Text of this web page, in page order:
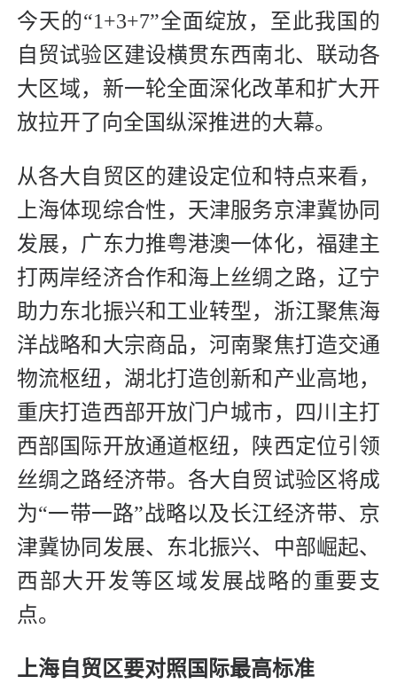
今天的“1+3+7”全面绽放，至此我国的
自贸试验区建设横贯东西南北、联动各
大区域，新一轮全面深化改革和扩大开
放拉开了向全国纵深推进的大幕。
从各大自贸区的建设定位和特点来看，
上海体现综合性，天津服务京津冀协同
发展，广东力推粤港澳一体化，福建主
打两岸经济合作和海上丝绸之路，辽宁
助力东北振兴和工业转型，浙江聚焦海
洋战略和大宗商品，河南聚焦打造交通
物流枢纽，湖北打造创新和产业高地，
重庆打造西部开放门户城市，四川主打
西部国际开放通道枢纽，陕西定位引领
丝绸之路经济带。各大自贸试验区将成
为“一带一路”战略以及长江经济带、京
津冀协同发展、东北振兴、中部崛起、
西部大开发等区域发展战略的重要支
点。
上海自贸区要对照国际最高标准